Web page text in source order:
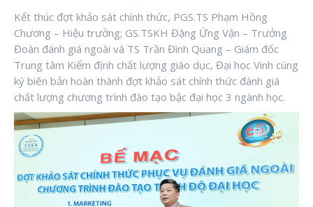
Kết thúc đợt khảo sát chính thức, PGS.TS Phạm Hồng
Chương – Hiệu trưởng; GS.TSKH Đặng Ứng Vận – Trưởng
Đoàn đánh giá ngoài và TS Trần Đình Quang – Giám đốc
Trung tâm Kiểm định chất lượng giáo dục, Đại học Vinh cùng
ký biên bản hoàn thành đợt khảo sát chính thức đánh giá
chất lượng chương trình đào tạo bậc đại học 3 ngành học.